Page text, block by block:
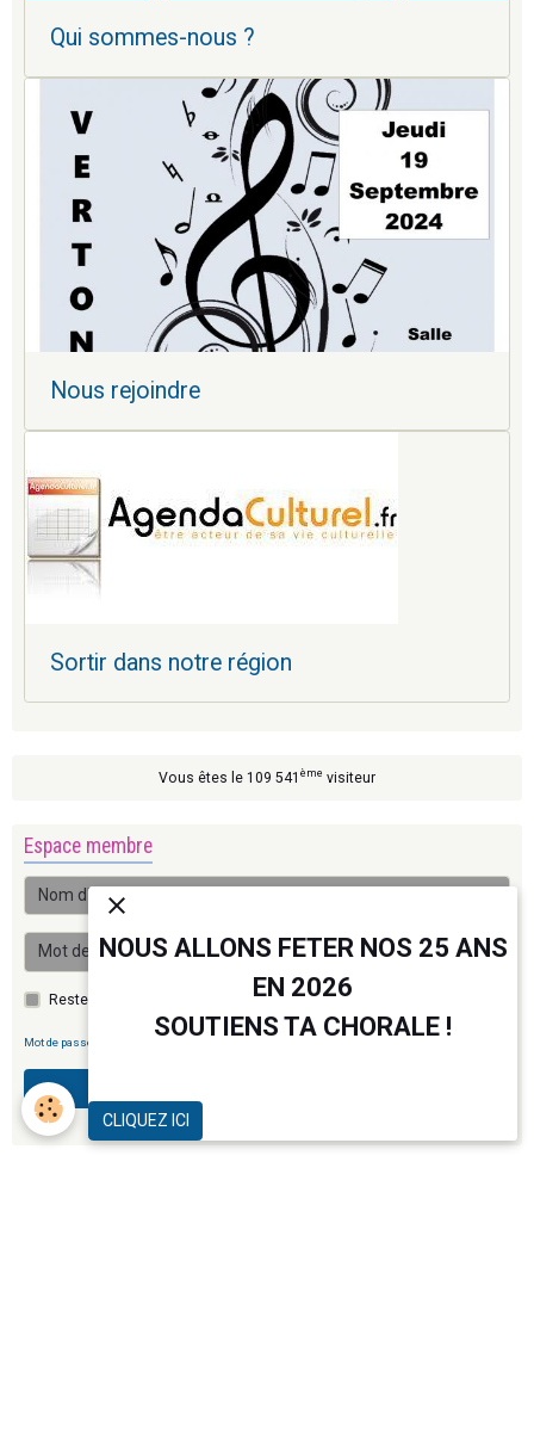
NOUS ALLONS FETER NOS 25 ANS
EN 2026
SOUTIENS TA CHORALE !
CLIQUEZ ICI
Qui sommes-nous ?
Nous rejoindre
Sortir dans notre région
Vous êtes le 109 541 ème visiteur
Espace membre
Rester connecté
Mot de passe perdu ?